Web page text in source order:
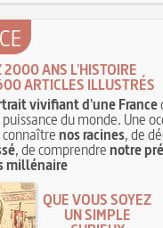
2000 ANS L'HISTOIRE
ARTICLES ILLUSTRÉS
vivifiant d'une France
du monde. Une
connaîtrenos racines, de
, de comprendrenotre
millénaire
QUE VOUS SOYEZ
UN SIMPLE